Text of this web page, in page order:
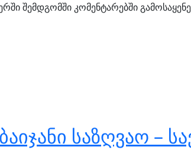
შემდგომში კომენტარებში
საზღვაო –